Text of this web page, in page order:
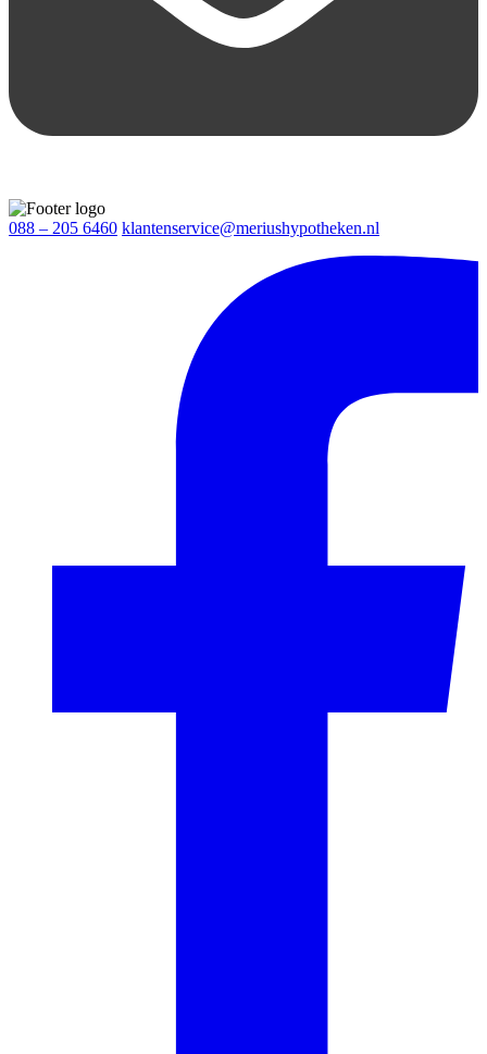
088 – 205 6460 klantenservice@meriushypotheken.nl